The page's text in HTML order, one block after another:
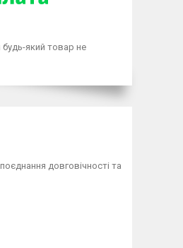
будь-який товар не
довговічності та